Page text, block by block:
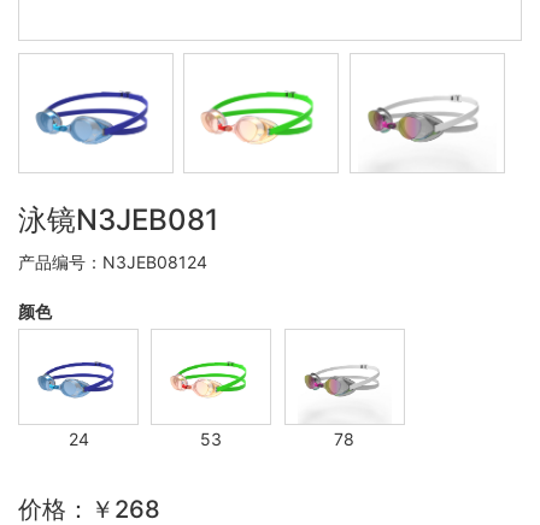
泳镜N3JEB081
产品编号：N3JEB08124
颜色
24 53 78
价格：￥268